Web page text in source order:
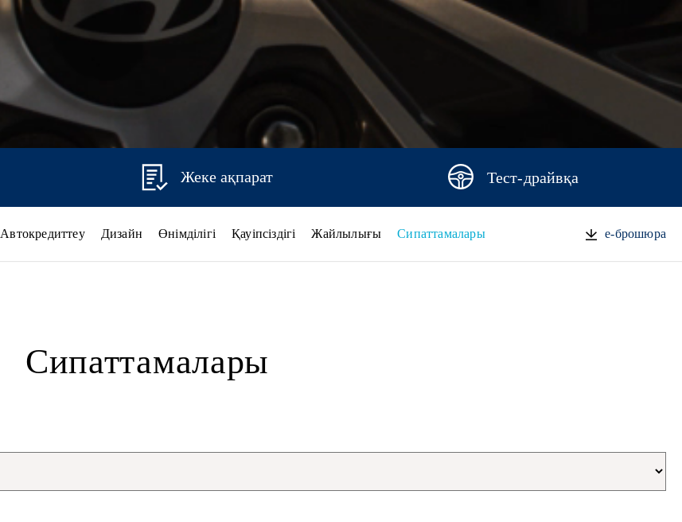
Жеке ақпарат Тест-драйвқа
Автокредиттеу Дизайн Өнімділігі Қауіпсіздігі Жайлылығы Сипаттамалары e-брошюра
Сипаттамалары